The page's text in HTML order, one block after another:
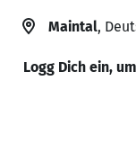
Maintal,
Logg Dich ein,